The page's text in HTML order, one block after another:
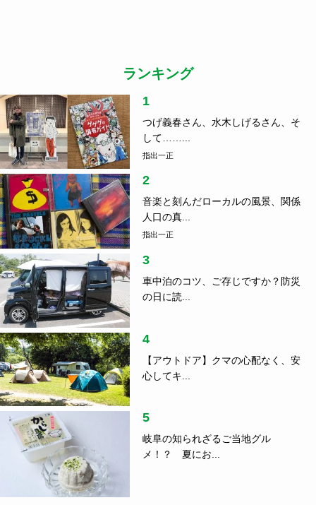
ランキング
1
つげ義春さん、水木しげるさん、そ
して……...
指出一正
2
音楽と刻んだローカルの風景、関係
人口の真...
指出一正
3
車中泊のコツ、ご存じですか？防災
の日に読...
4
【アウトドア】クマの心配なく、安
心してキ...
5
岐阜の知られざるご当地グル
メ！？ 夏にお...